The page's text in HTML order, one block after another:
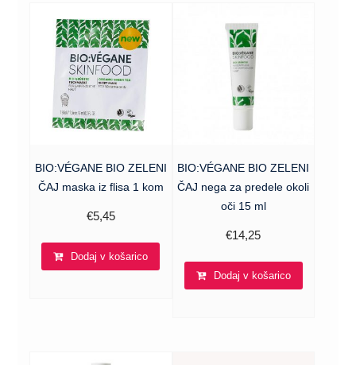
BIO:VÉGANE BIO ZELENI
ČAJ maska iz flisa 1 kom
€5,45
Dodaj v košarico
BIO:VÉGANE BIO ZELENI
ČAJ nega za predele okoli
oči 15 ml
€14,25
Dodaj v košarico